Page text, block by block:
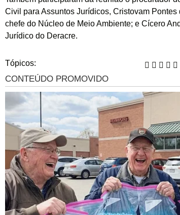
Civil para Assuntos Jurídicos, Cristovam
chefe do Núcleo de Meio Ambiente; e Cícero
Jurídico do Deracre.
Tópicos: